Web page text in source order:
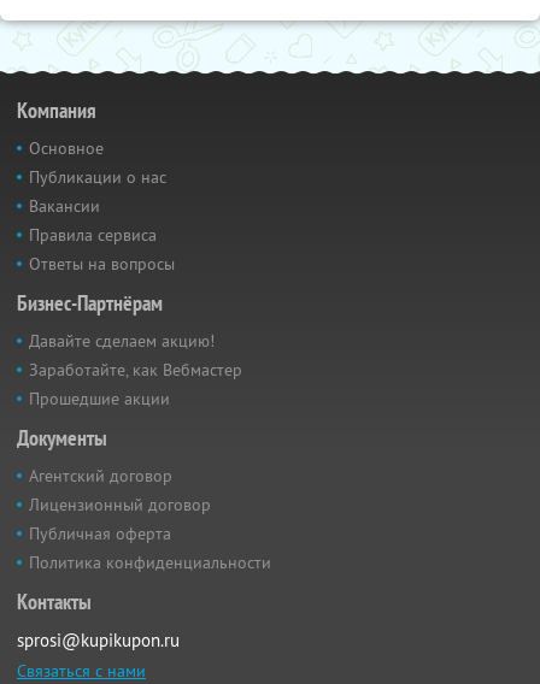
Компания
Основное
Публикации о нас
Вакансии
Правила сервиса
Ответы на вопросы
Бизнес-Партнёрам
Давайте сделаем акцию!
Заработайте, как Вебмастер
Прошедшие акции
Документы
Агентский договор
Лицензионный договор
Публичная оферта
Политика конфиденциальности
Контакты
sprosi@kupikupon.ru
Связаться с нами